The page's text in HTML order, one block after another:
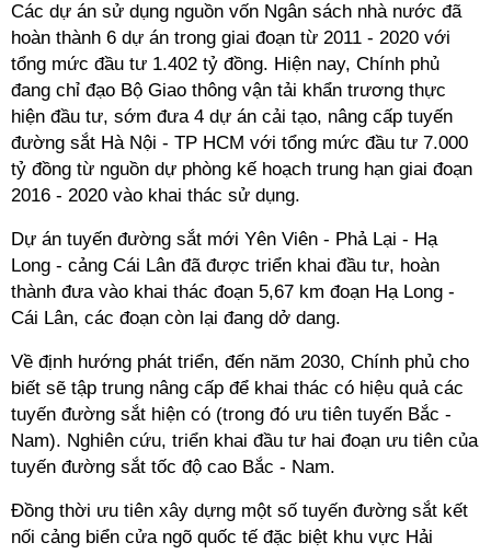
Các dự án sử dụng nguồn vốn Ngân sách nhà nước đã
hoàn thành 6 dự án trong giai đoạn từ 2011 - 2020 với
tổng mức đầu tư 1.402 tỷ đồng. Hiện nay, Chính phủ
đang chỉ đạo Bộ Giao thông vận tải khẩn trương thực
hiện đầu tư, sớm đưa 4 dự án cải tạo, nâng cấp tuyến
đường sắt Hà Nội - TP HCM với tổng mức đầu tư 7.000
tỷ đồng từ nguồn dự phòng kế hoạch trung hạn giai đoạn
2016 - 2020 vào khai thác sử dụng.
Dự án tuyến đường sắt mới Yên Viên - Phả Lại - Hạ
Long - cảng Cái Lân đã được triển khai đầu tư, hoàn
thành đưa vào khai thác đoạn 5,67 km đoạn Hạ Long -
Cái Lân, các đoạn còn lại đang dở dang.
Về định hướng phát triển, đến năm 2030, Chính phủ cho
biết sẽ tập trung nâng cấp để khai thác có hiệu quả các
tuyến đường sắt hiện có (trong đó ưu tiên tuyến Bắc -
Nam). Nghiên cứu, triển khai đầu tư hai đoạn ưu tiên của
tuyến đường sắt tốc độ cao Bắc - Nam.
Đồng thời ưu tiên xây dựng một số tuyến đường sắt kết
nối cảng biển cửa ngõ quốc tế đặc biệt khu vực Hải